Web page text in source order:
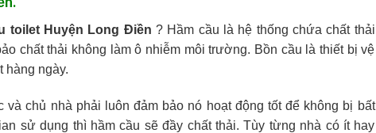
toilet Huyện Long Điền ‎ ? Hầm cầu là hệ thống chứa chất thải
chất thải không làm ô nhiễm môi trường. Bồn cầu là thiết bị vệ
ngày.
chủ nhà phải luôn đảm bảo nó hoạt động tốt để không bị bất
sử dụng thì hầm cầu sẽ đầy chất thải. Tùy từng nhà có ít hay